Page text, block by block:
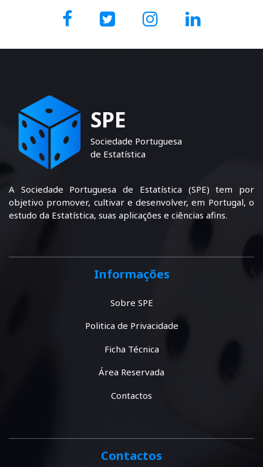
SPE
Sociedade Portuguesa
de Estatística
A Sociedade Portuguesa de Estatística (SPE) tem por
objetivo promover, cultivar e desenvolver, em Portugal, o
estudo da Estatística, suas aplicações e ciências afins.
Informações
Sobre SPE
Politica de Privacidade
Ficha Técnica
Área Reservada
Contactos
Contactos